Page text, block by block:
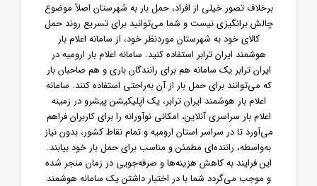
برخلاف تصور خیلی از افراد، حمل بار به شهرستان اصلاً موضوع
چالش برانگیزی نیست و شما می‌توانید برای تسریع روند حمل
کالای خود به شهرستان موردنظر خود، از سامانه اعلام بار
هوشمند ایران ترابر استفاده کنید. سامانه اعلام بار ارومیه در
ایران ترابر یک سامانه هم برای رانندگان باری و هم صاحبان بار
که می‌توانند برای حمل بار از آن به‌راحتی استفاده کنند. سامانه
اعلام بار هوشمند ایران ترابر، یک اپلیکیشن پیشرو در زمینه
اعلام بار سراسری آنلاین، امکانی نوآورانه را برای کاربران فراهم
می‌آورد تا در سراسر استان ارومیه و تمام نقاط کشور، بدون نیاز
به‌واسطه، راننده‌ای مطمئن و مناسب برای حمل بار خود بیابند.
این فرایند به کاهش هزینه‌ها و صرفه‌جویی در زمان منجر شده
و موجب می‌گردد شما با در اختیار داشتن یک سامانه هوشمند